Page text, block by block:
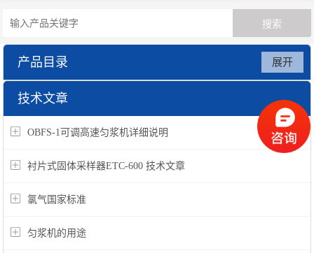
产品目录
实验室基础仪器
展开
技术文章
OBFS-1可调高速匀浆机详细说明
衬片式固体采样器ETC-600 技术文章
氯气国家标准
匀浆机的用途